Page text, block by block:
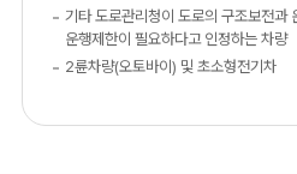
기타 도로관리청이 도로의 구조보전과
운행제한이 필요하다고 인정하는 차량
2륜차량(오토바이) 및 초소형전기차